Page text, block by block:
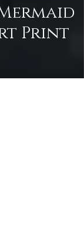
Print